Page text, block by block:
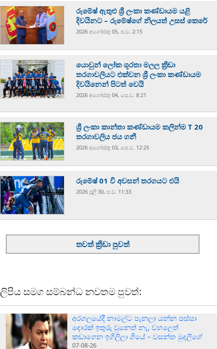
රුමේෂ් ඇතුළු ශ්‍රී ලංකා කණ්ඩායම යළි
දිවයිනට – රුමේෂ්ගේ නිලයත් උසස් කෙරේ
2026 අගෝස්‍තු 05, ප.ව. 2:15
යොවුන් ලෝක ශූරතා මලල ක්‍රීඩා
තරගාවලියට එක්වන ශ්‍රී ලංකා කණ්ඩායම
දිවයිනෙන් පිටත් වෙයි
2026 අගෝස්‍තු 04, පෙ.ව. 8:21
ශ්‍රී ලංකා කාන්තා කණ්ඩායම කලින්ම T 20
තරගාවලිය ජය ගනී
2026 අගෝස්‍තු 03, පෙ.ව. 12:25
රුමේෂ් 01 වී අවසන් තරගයට එයි
2026 ජූලි 30, ප.ව. 11:33
තවත් ක්‍රීඩා පුවත්
ලිපිය සමග සම්බන්ධ නවතම පුවත්:
අරගලයේදී නාමල්ට පැනලා යන්න පස්ස‍ා
දොරක් ඉතුරු වුනෙත් නෑ, වහලෙත්
කඩාගෙන ඉගිලිලා ගියේ – වසන්ත මුදලිගේ
07-08-26